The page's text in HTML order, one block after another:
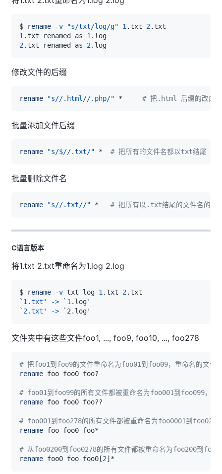
$ rename -v "s/txt/log/g" 1 .txt 2
1 .txt renamed as 1
2.txt renamed as 2
修改文件的后缀
rename "s//.html//.php/" * # 把.html 后缀的改成
批量添加文件后缀
rename "s/$//.txt/" * # 把所有的文件名都以txt结尾
批量删除文件名
rename "s//.txt//" * # 把所有以.txt结尾的文件名的
C语言版本
将1.txt 2.txt重命名为1.log 2.log
$ rename -v txt log 1 .txt 2
` 1 .txt' -> ` 1 .log
`2.txt'
->
文件夹中有这些文件foo1, ..., foo9, foo10, ..., foo278
# 把foo1到foo9的文件重命名为foo01到foo09，重命名的文件
rename
# foo01到foo99的所有文件都被重命名为foo001到foo099，只
rename
# foo001到foo278的所有文件都被重命名为foo0001到foo0278
rename
# 从foo0200到foo0278的所有文件都被重命名为foo200到
rename foo0 foo foo0 [2]